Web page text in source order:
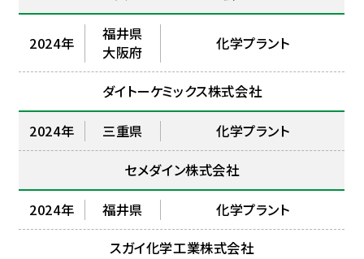
2024年
福井県
大阪府
化学プラント
ダイトーケミックス株式会社
2024年 三重県
化学プラント
セメダイン株式会社
2024年 福井県
化学プラント
スガイ化学工業株式会社